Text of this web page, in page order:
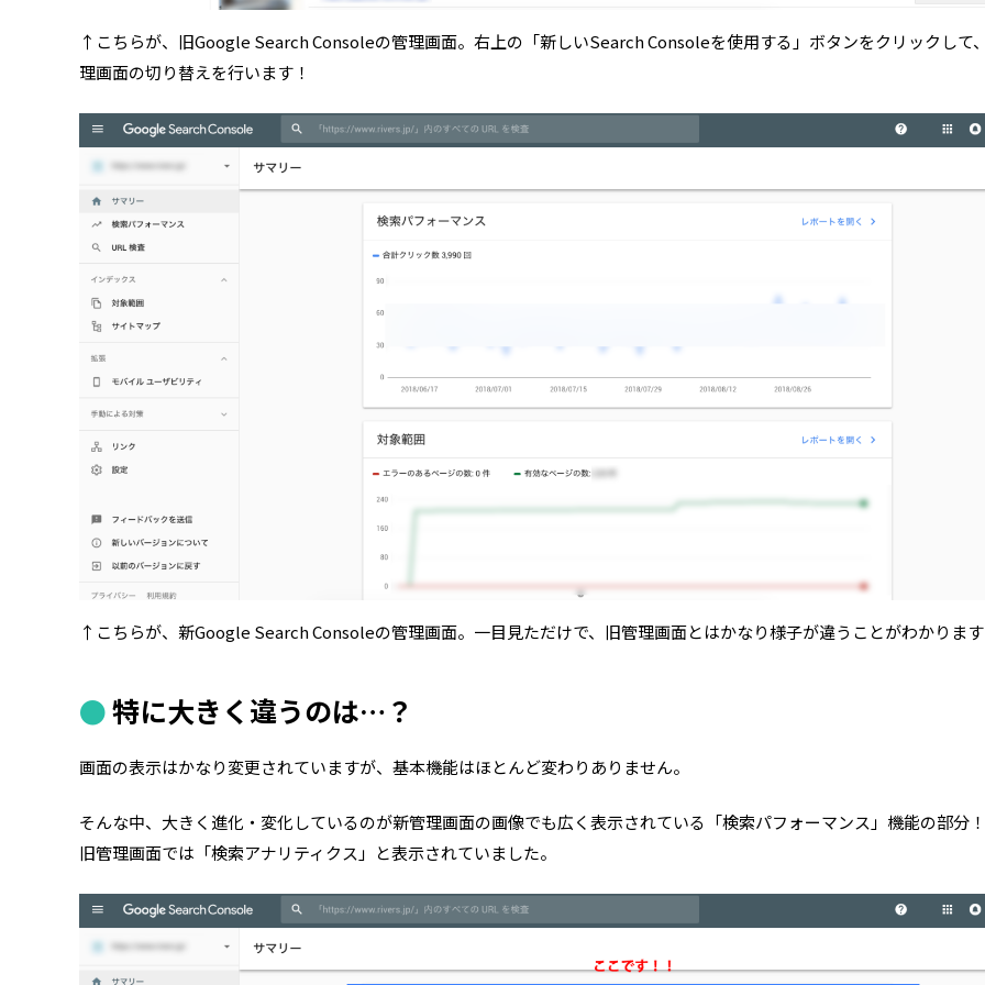
↑こちらが、旧Google Search Consoleの管理画面。右上の「新しいSearch Consoleを使用する」ボタンをクリックして
理画面の切り替えを行います！
↑こちらが、新Google Search Consoleの管理画面。一目見ただけで、旧管理画面とはかなり様子が違うことがわかりま
特に大きく違うのは…？
画面の表示はかなり変更されていますが、基本機能はほとんど変わりありません。
そんな中、大きく進化・変化しているのが新管理画面の画像でも広く表示されている「検索パフォーマンス」機能の部分！
旧管理画面では「検索アナリティクス」と表示されていました。